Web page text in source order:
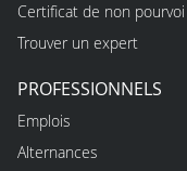
Certificat de non pourvoi
Trouver un expert
PROFESSIONNELS
Emplois
Alternances